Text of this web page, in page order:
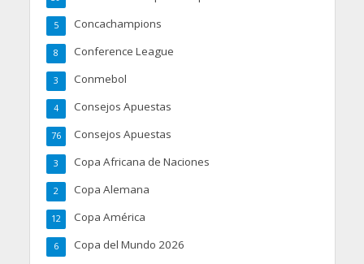
Concachampions
5
Conference League
8
Conmebol
3
Consejos Apuestas
4
Consejos Apuestas
76
Copa Africana de Naciones
3
Copa Alemana
2
Copa América
12
Copa del Mundo 2026
6